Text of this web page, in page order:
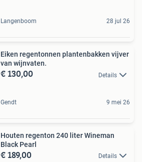
Langenboom 28 jul 26
Eiken regentonnen plantenbakken vijver
van wijnvaten.
€ 130,00 Details
Gendt 9 mei 26
Houten regenton 240 liter Wineman
Black Pearl
€ 189,00 Details